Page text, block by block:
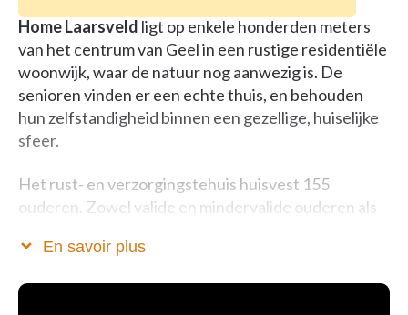
Home Laarsveld ligt op enkele honderden meters
van het centrum van Geel in een rustige residentiële
woonwijk, waar de natuur nog aanwezig is. De
senioren vinden er een echte thuis, en behouden
hun zelfstandigheid binnen een gezellige, huiselijke
sfeer.
Het rust- en verzorgingstehuis huisvest 155
ouderen. Zowel valide en mindervalide ouderen als
Laarsveld kunnen senioren ook een afspraak maken
schoonheidsspecialiste. In de cafetaria kan er samen
En savoir plus